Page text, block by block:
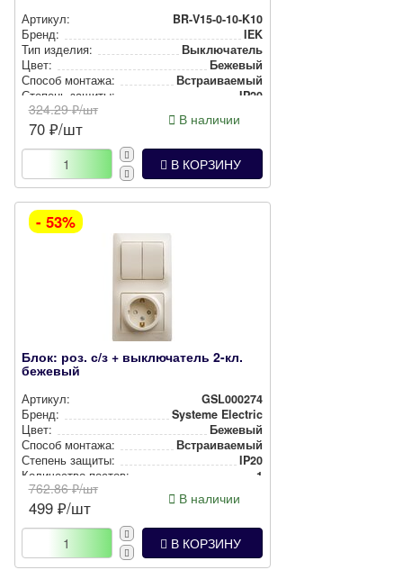
Артикул:
BR-V15-0-10-K10
Бренд:
IEK
Тип изделия:
Вык­лю­ча­тель
Цвет:
Бежевый
Способ монтажа:
Встра­ива­емый
Степень защиты:
IP20
324.29₽/шт
70 ₽/шт В наличии
В КОРЗИНУ
- 53%
Блок: роз. с/з + выключатель 2-кл.
бежевый
Артикул:
GSL000274
Бренд:
Systeme Electric
Цвет:
Бежевый
Способ монтажа:
Встра­ива­емый
Степень защиты:
IP20
Количество постов:
1
762.86₽/шт
499 ₽/шт В наличии
В КОРЗИНУ